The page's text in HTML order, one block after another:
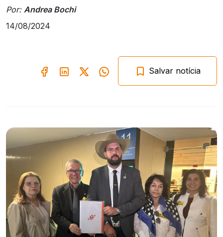
Por: Andrea Bochi
14/08/2024
Salvar notícia